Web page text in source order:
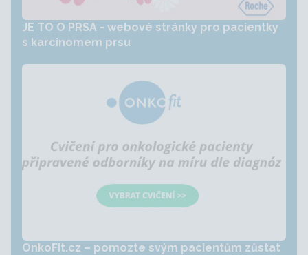
JE TO O PRSA - webové stránky pro pacientky
s karcinomem prsu
OnkoFit.cz – pomozte svým pacientům zůstat